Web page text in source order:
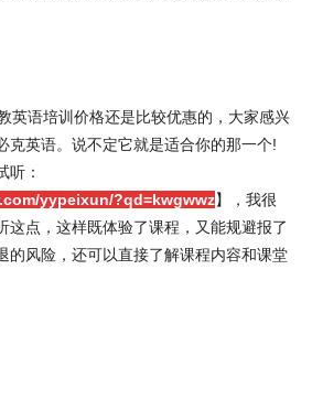
英语培训价格还是比较优惠的，大家感兴
克英语。说不定它就是适合你的那一个!
听：
yypeixun/?qd=kwgwwz】，我很
这点，这样既体验了课程，又能规避报了
的风险，还可以直接了解课程内容和课堂